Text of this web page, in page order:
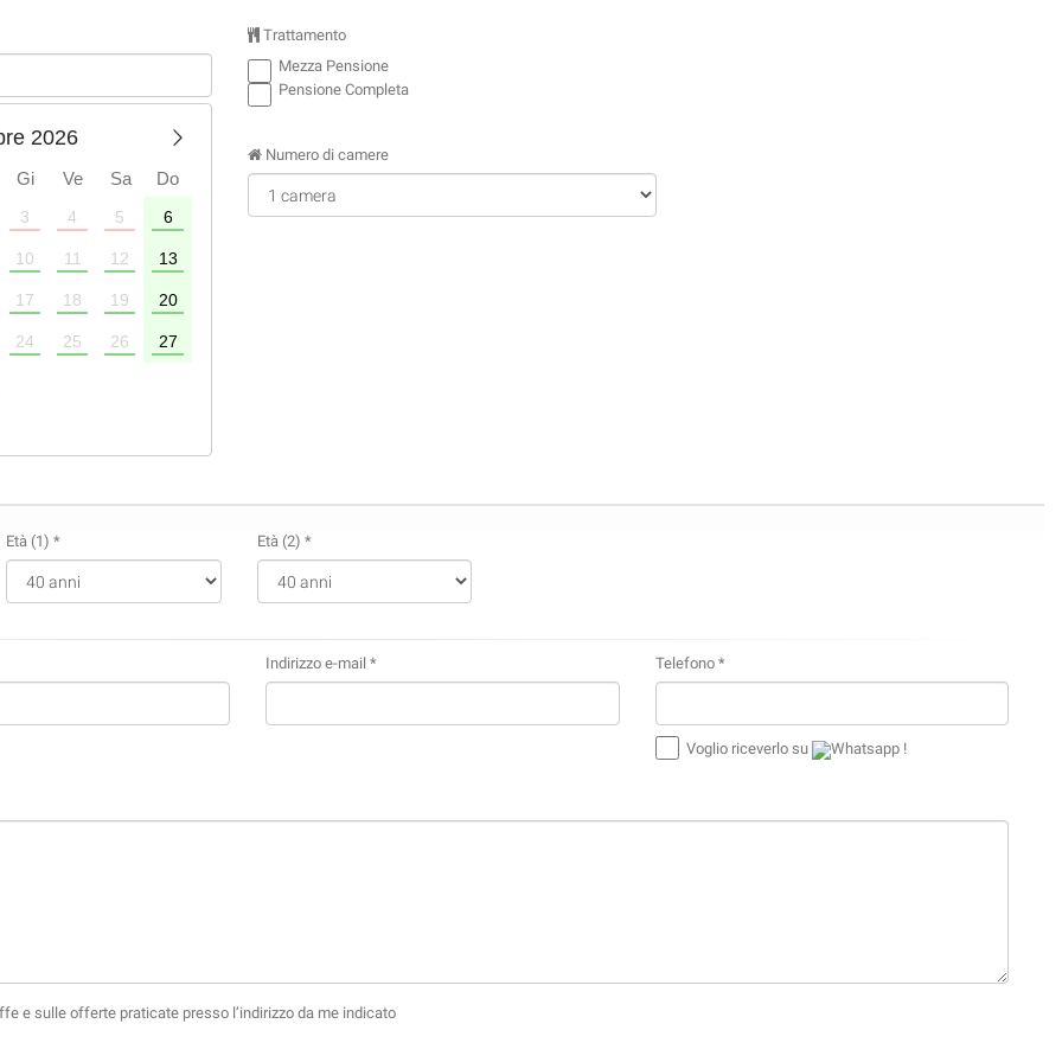
2026
Gi Ve Sa Do
3 4 5 6
10 11 12 13
17 18 19 20
24 25 26 27
1 2 3 4
Trattamento
Mezza Pensione
Pensione Completa
Numero di camere
Età (1) * Età (2) *
Indirizzo e-mail * Telefono *
Voglio riceverlo su Whatsapp !
e sulle offerte praticate presso l’indirizzo da me indicato